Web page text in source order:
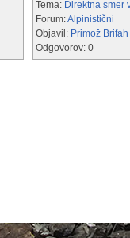
Tema: Direktna smer
Forum:Alpinistični
Objavil: Primož Brifah
Odgovorov: 0